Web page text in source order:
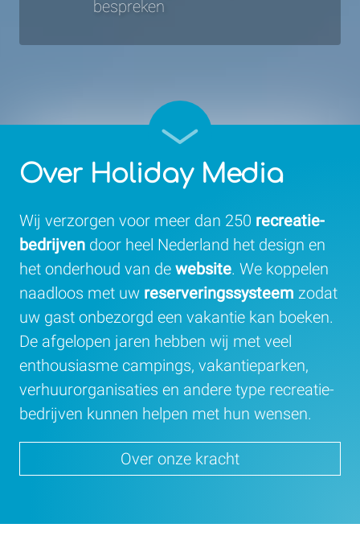
bespreken
Over Holiday Media
Wij verzorgen voor meer dan 250 recreatie­
bedrijven door heel Nederland het design en
het onderhoud van de website. We koppelen
naadloos met uw reserverings­systeem zodat
uw gast onbezorgd een vakantie kan boeken.
De afgelopen jaren hebben wij met veel
enthousiasme campings, vakantieparken,
verhuur­organisaties en andere type recreatie­
bedrijven kunnen helpen met hun wensen.
Over onze kracht